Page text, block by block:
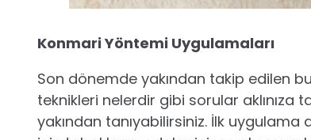
Konmari Yöntemi Uygulamaları
Son dönemde yakından takip edilen
teknikleri nelerdir gibi sorular aklınıza
yakından tanıyabilirsiniz. İlk